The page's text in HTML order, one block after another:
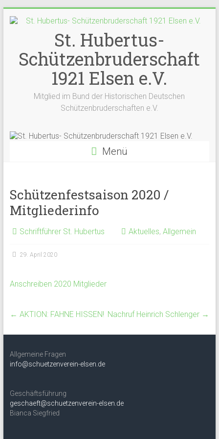
Inhalt
St. Hubertus-
Schützenbruderschaft
1921 Elsen e.V.
Mitglied im Bund der Historischen Deutschen
Schützenbruderschaften e.V.
Menü
Schützenfestsaison 2020 /
Mitgliederinfo
Schriftführer St. Hubertus Aktuelles, Allgemein
29. April 2020
Anschreiben 2020 Mitglieder
← AKTION: FAHNE HISSEN! Nachruf Heinrich Schlenger →
Allgemeine Fragen
info@schuetzenverein-elsen.de
Geschäftsführung
geschaeft@schuetzenverein-elsen.de
Bianca Siegfried